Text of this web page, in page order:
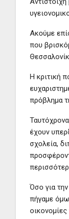
Ακούμε
που
Η κριτική
πρόβλημα
έχουν
σχολεία,
Όσο για
πήγαμε